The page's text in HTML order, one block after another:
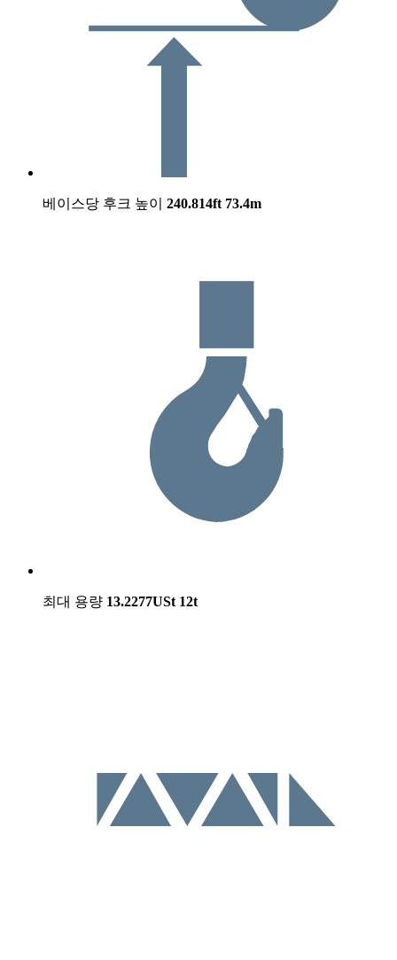
베이스당 후크 높이 240.814ft 73.4m
최대 용량 13.2277USt 12t